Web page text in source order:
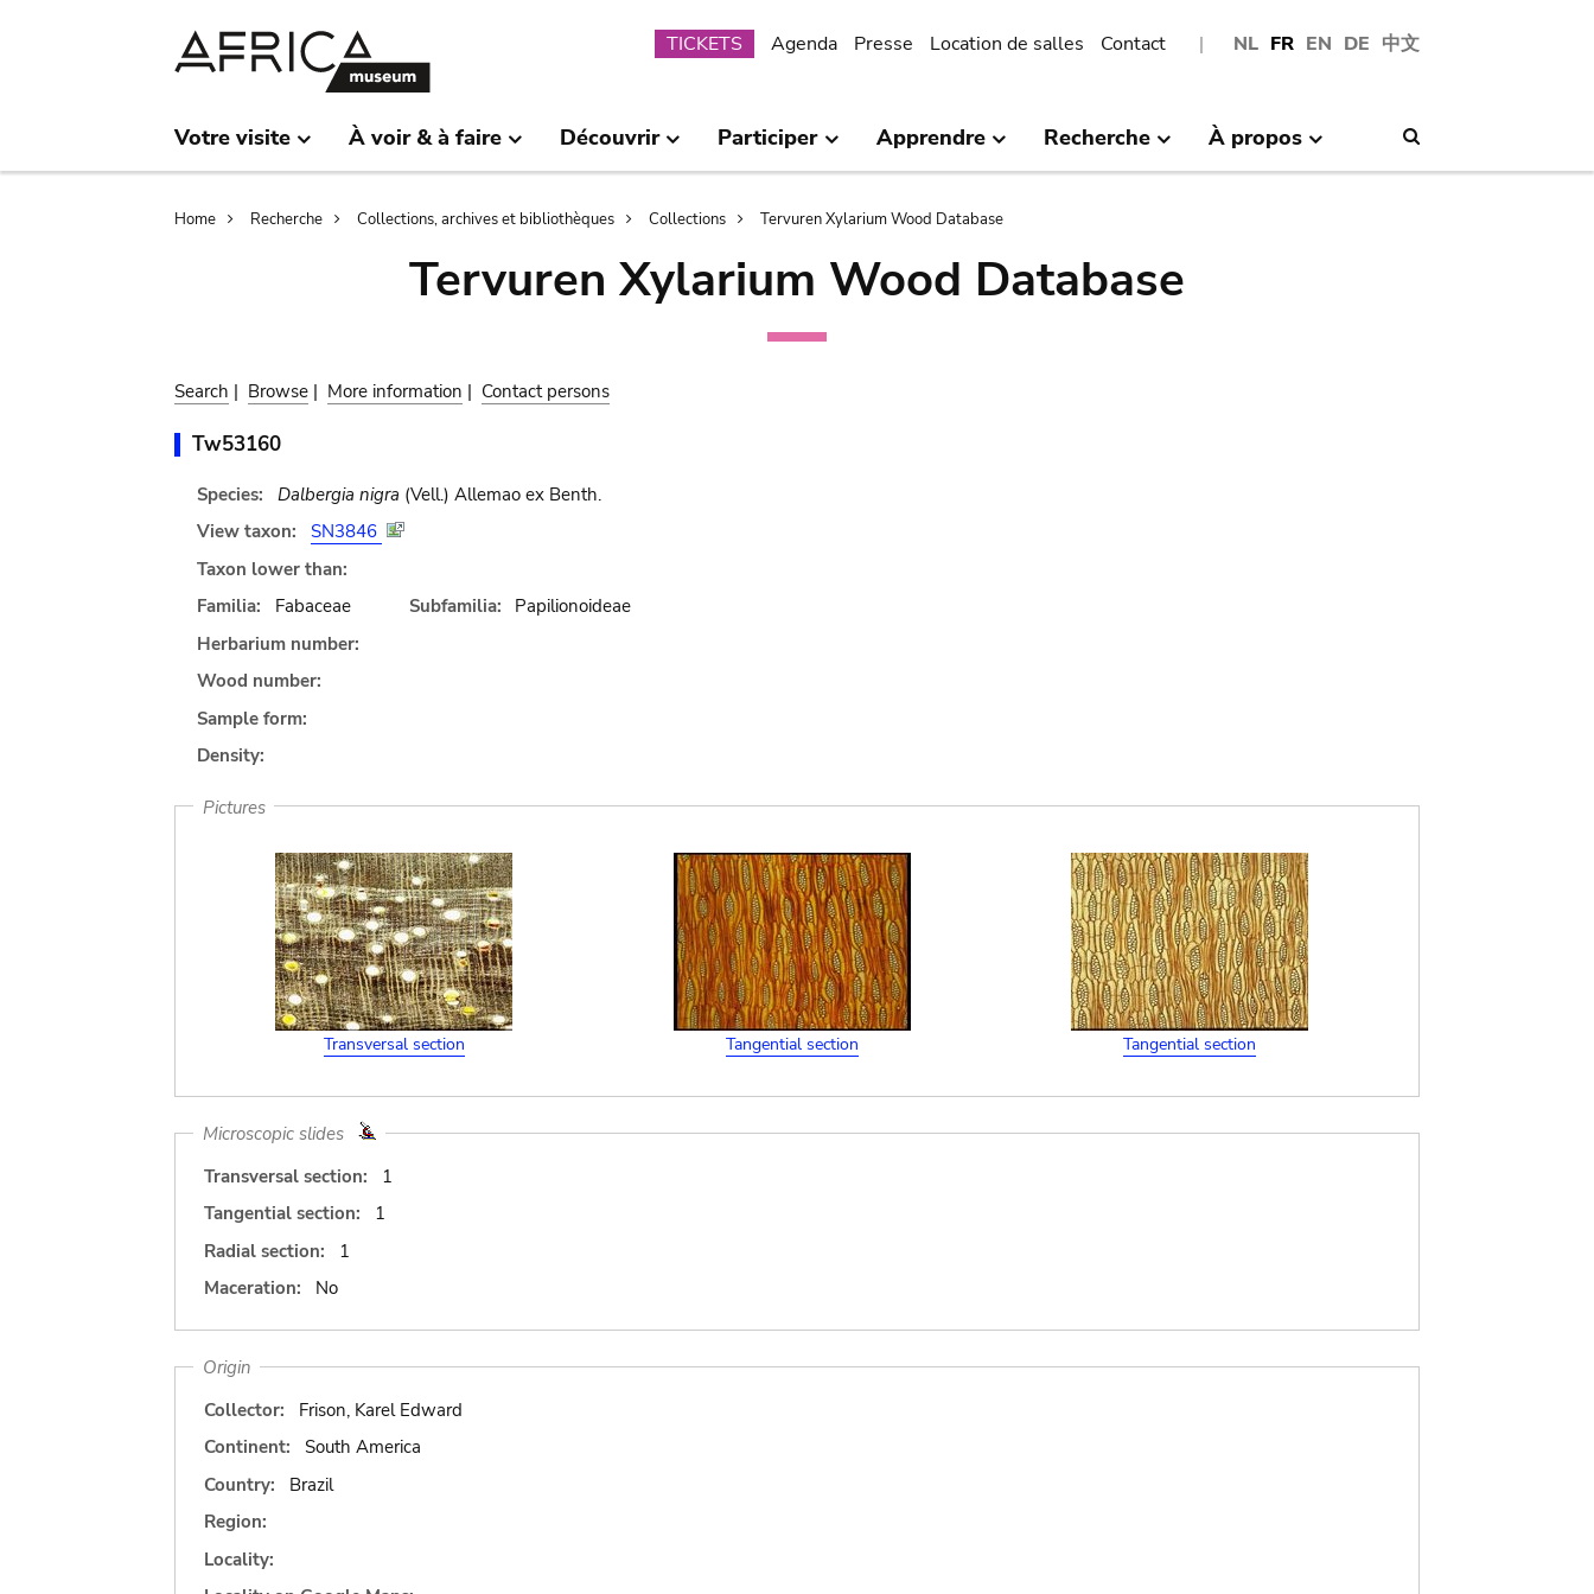
NL FR EN DE 中文
Submenu
TICKETS Agenda Presse Location de salles Contact
Votre visite À voir & à faire Découvrir Participer Apprendre Recherche À propos
Breadcrumb
Home Recherche Collections, archives et bibliothèques Collections Tervuren Xylarium Wood Database
Tervuren Xylarium Wood Database
Search | Browse | More information | Contact persons
Tw53160
Species: Dalbergia nigra (Vell.) Allemao ex Benth.
View taxon:
SN3846
Taxon lower than:
Familia:
Fabaceae Subfamilia:
Papilionoideae
Herbarium number:
Wood number:
Sample form:
Density:
Pictures
Transversal section Tangential section Tangential section
Microscopic slides
Transversal section:
1
Tangential section:
1
Radial section:
1
Maceration:
No
Origin
Collector:
Frison, Karel Edward
Continent:
South America
Country:
Brazil
Region:
Locality: